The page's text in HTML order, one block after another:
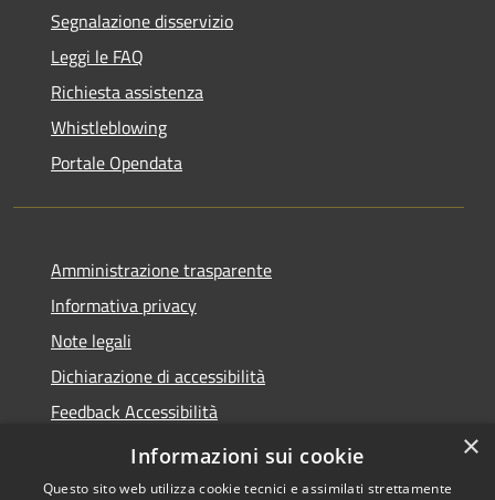
Segnalazione disservizio
Leggi le FAQ
Richiesta assistenza
Whistleblowing
Portale Opendata
Amministrazione trasparente
Informativa privacy
Note legali
Dichiarazione di accessibilità
Feedback Accessibilità
Fatturare al comune
×
Informazioni sui cookie
Questo sito web utilizza cookie tecnici e assimilati strettamente